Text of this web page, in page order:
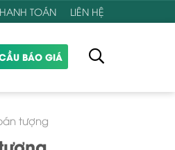
TOÁN LIÊN HỆ
BÁO GIÁ
tượng